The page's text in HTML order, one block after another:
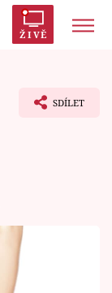
ŽIVĚ
SDÍLET